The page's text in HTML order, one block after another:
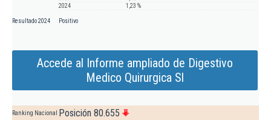
2024
1,23 %
Resultado 2024 Positivo
Accede al Informe ampliado de Digestivo
Medico Quirurgica Sl
Ranking Nacional Posición 80.655